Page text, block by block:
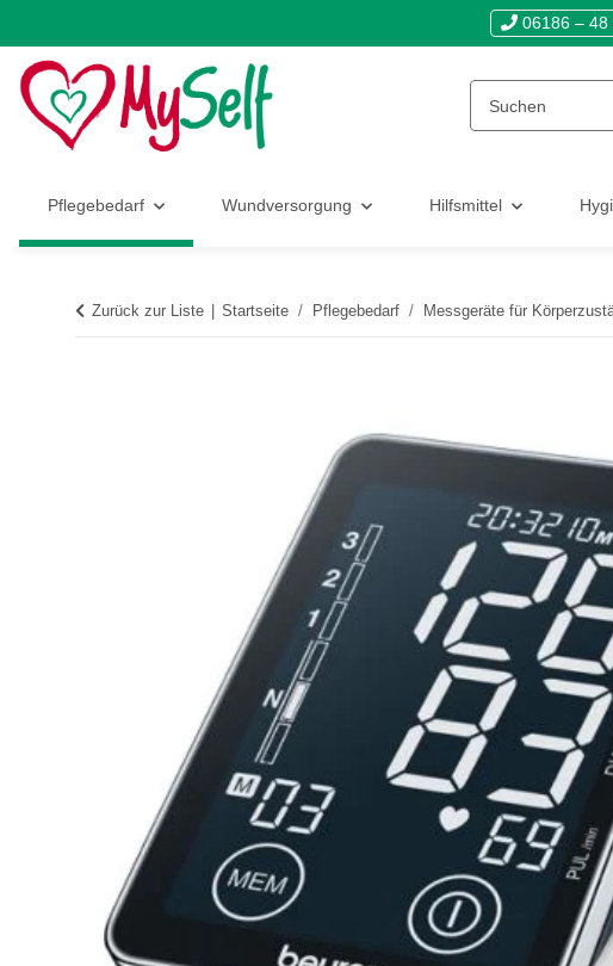
06186 – 48
Pflegebedarf Wundversorgung Hilfsmittel
Zurück zur Liste Startseite Pflegebedarf Messgeräte für